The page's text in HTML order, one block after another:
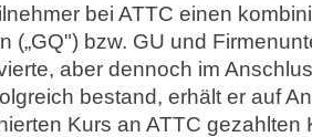
bei ATTC einen
(„GQ") bzw. GU und
aber dennoch im
bestand, erhält er auf
Kurs an ATTC gezahlten